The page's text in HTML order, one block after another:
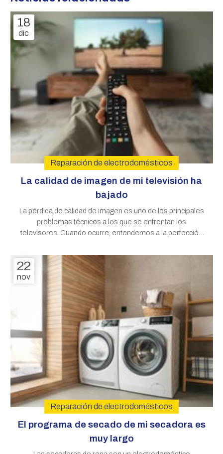
18
dic
La calidad de imagen de mi televisión ha
bajado
Reparación de electrodomésticos
La pérdida de calidad de imagen es uno de los principales
problemas técnicos a los que se enfrentan los
televisores. Cuando ocurre, entendemos a la perfección
nos visitan en busca de soluciones, así que en este
artículo le contamos por
22
nov
El programa de secado de mi secadora es
muy largo
Reparación de electrodomésticos